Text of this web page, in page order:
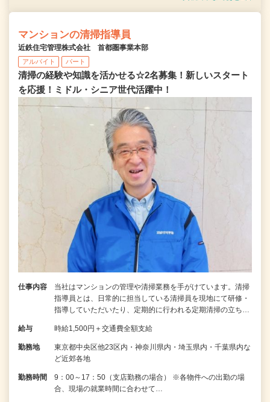
マンションの清掃指導員
近鉄住宅管理株式会社 首都圏事業本部
アルバイト パート
清掃の経験や知識を活かせる☆2名募集！新しいスタート
を応援！ミドル・シニア世代活躍中！
仕事内容
当社はマンションの管理や清掃業務を手がけています。清掃
指導員とは、日常的に担当している清掃員を現地にて研修・
指導していただいたり、定期的に行われる定期清掃の立ち…
給与 時給1,500円＋交通費全額支給
勤務地
東京都中央区他23区内・神奈川県内・埼玉県内・千葉県内な
ど近郊各地
勤務時間
9：00～17：50（支店勤務の場合） ※各物件への出勤の場
合、現場の就業時間に合わせて…